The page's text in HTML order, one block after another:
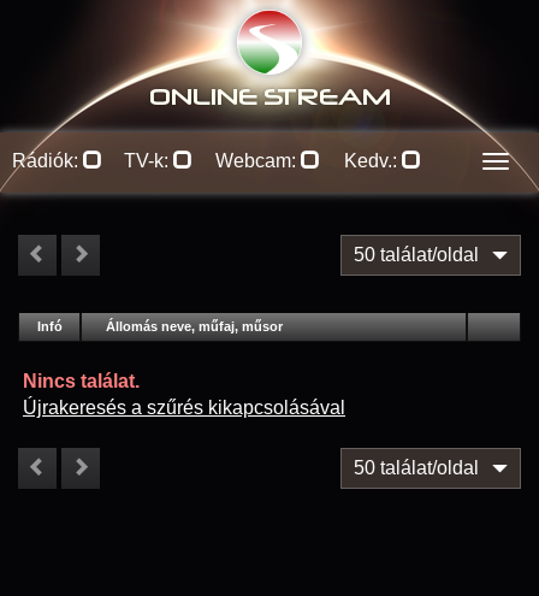
ONLINE STREAM
Rádiók: TV-k: Webcam: Kedv.:
50 találat/oldal
Infó Lejátszás
Állomás neve, műfaj, műsor
Nincs találat.
Újrakeresés a szűrés kikapcsolásával
50 találat/oldal